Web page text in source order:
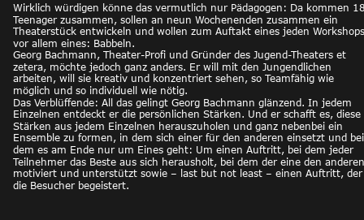
Wirklich würdigen könne das vermutlich nur Pädagogen: Da kommen
Teenager zusammen, sollen an neun Wochenenden zusammen ein
Theaterstück entwickeln und wollen zum Auftakt eines jeden
vor allem eines: Babbeln.
Georg Bachmann, Theater-Profi und Gründer des Jugend-Theaters et
zetera, möchte jedoch ganz anders. Er will mit den Jungendlichen
arbeiten, will sie kreativ und konzentriert sehen, so Teamfähig wie
möglich und so individuell wie nötig.
Das Verblüffende: All das gelingt Georg Bachmann glänzend. In jedem
Einzelnen entdeckt er die persönlichen Stärken. Und er schafft es, diese
Stärken aus jedem Einzelnen herauszuholen und ganz nebenbei ein
Ensemble zu formen, in dem sich einer für den anderen einsetzt und
dem es am Ende nur um Eines geht: Um einen Auftritt, bei dem jeder
Teilnehmer das Beste aus sich herausholt, bei dem der eine den
motiviert und unterstützt sowie – last but not least – einen Auftritt,
die Besucher begeistert.